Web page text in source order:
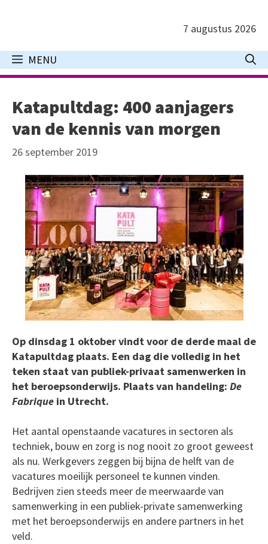
inhoud
7 augustus 2026
MENU
Katapultdag: 400 aanjagers
van de kennis van morgen
26 september 2019
Op dinsdag 1 oktober vindt voor de derde maal de
Katapultdag plaats. Een dag die volledig in het
teken staat van publiek-privaat samenwerken in
het beroepsonderwijs. Plaats van handeling: De
Fabrique in Utrecht.
Het aantal openstaande vacatures in sectoren als
techniek, bouw en zorg is nog nooit zo groot geweest
als nu. Werkgevers zeggen bij bijna de helft van de
vacatures moeilijk personeel te kunnen vinden.
Bedrijven zien steeds meer de meerwaarde van
samenwerking in een publiek-private samenwerking
met het beroepsonderwijs en andere partners in het
veld.